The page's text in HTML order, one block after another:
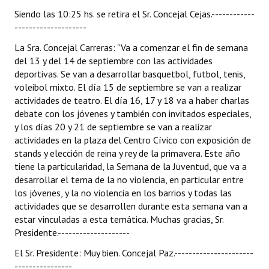
Siendo las 10:25 hs. se retira el Sr. Concejal Cejas.------------
--------------------
La Sra. Concejal Carreras: "Va a comenzar el fin de semana
del 13 y del 14 de septiembre con las actividades
deportivas. Se van a desarrollar basquetbol, futbol, tenis,
voleibol mixto. El día 15 de septiembre se van a realizar
actividades de teatro. El día 16, 17 y 18 va a haber charlas
debate con los jóvenes y también con invitados especiales,
y los días 20 y 21 de septiembre se van a realizar
actividades en la plaza del Centro Cívico con exposición de
stands y elección de reina y rey de la primavera. Este año
tiene la particularidad, la Semana de la Juventud, que va a
desarrollar el tema de la no violencia, en particular entre
los jóvenes, y la no violencia en los barrios y todas las
actividades que se desarrollen durante esta semana van a
estar vinculadas a esta temática. Muchas gracias, Sr.
Presidente.--------------------
El Sr. Presidente: Muy bien. Concejal Paz.----------------------
----------------